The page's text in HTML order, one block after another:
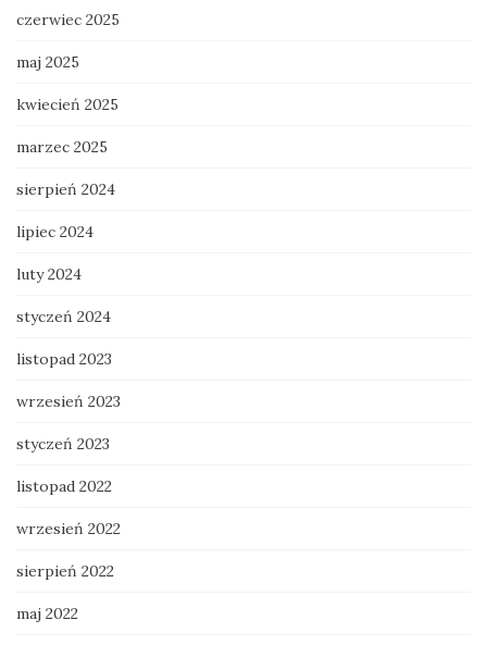
czerwiec 2025
maj 2025
kwiecień 2025
marzec 2025
sierpień 2024
lipiec 2024
luty 2024
styczeń 2024
listopad 2023
wrzesień 2023
styczeń 2023
listopad 2022
wrzesień 2022
sierpień 2022
maj 2022